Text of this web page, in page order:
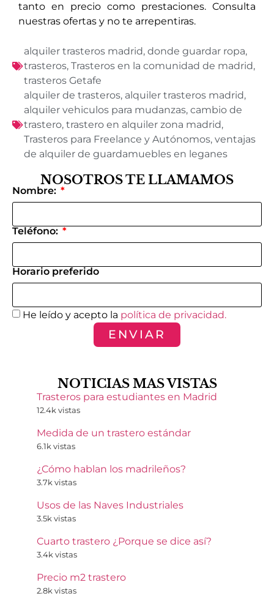
tanto en precio como prestaciones. Consulta
nuestras ofertas y no te arrepentiras.
alquiler trasteros madrid, donde guardar ropa,
trasteros, Trasteros en la comunidad de madrid,
trasteros Getafe
alquiler de trasteros, alquiler trasteros madrid,
alquiler vehiculos para mudanzas, cambio de
trastero, trastero en alquiler zona madrid,
Trasteros para Freelance y Autónomos, ventajas
de alquiler de guardamuebles en leganes
NOSOTROS TE LLAMAMOS
Nombre:
Teléfono:
Horario preferido
He leído y acepto la política de privacidad.
ENVIAR
NOTICIAS MAS VISTAS
Trasteros para estudiantes en Madrid
12.4k vistas
Medida de un trastero estándar
6.1k vistas
¿Cómo hablan los madrileños?
3.7k vistas
Usos de las Naves Industriales
3.5k vistas
Cuarto trastero ¿Porque se dice así?
3.4k vistas
Precio m2 trastero
2.8k vistas